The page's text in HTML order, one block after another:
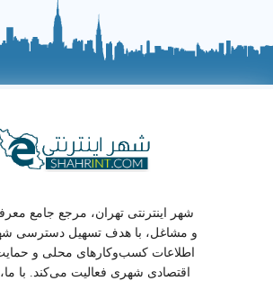
شهر اینترنتی تهران، مرجع جامع
و مشاغل، با هدف تسهیل دسترسی
اطلاعات کسب‌وکارهای محلی و
اقتصادی شهری فعالیت می‌کند. با ما،